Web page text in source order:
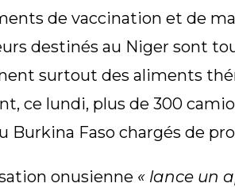
de vaccination et de
destinés au Niger sont
surtout des aliments
ce lundi, plus de 300
Burkina Faso chargés de
onusienne « lance un